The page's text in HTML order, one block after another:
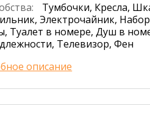
Тумбочки, Кресла,
Электрочайник,
Туалет в номере, Душ в
Телевизор, Фен
описание